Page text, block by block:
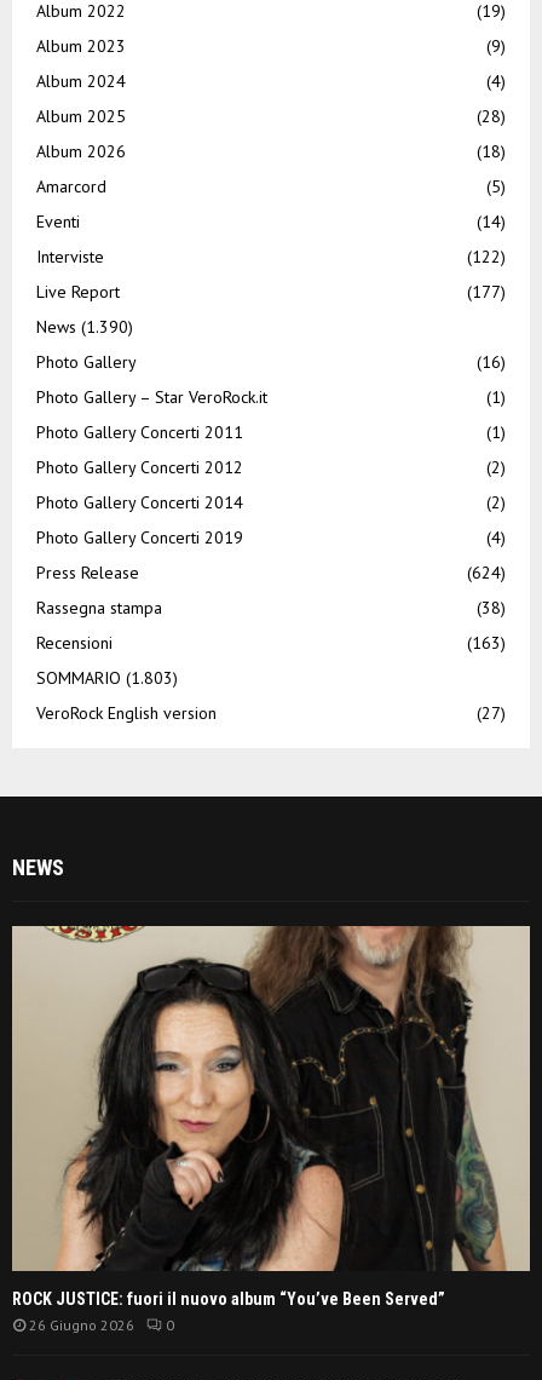
Album 2022
(19)
Album 2023
(9)
Album 2024
(4)
Album 2025
(28)
Album 2026
(18)
Amarcord
(5)
Eventi
(14)
Interviste
(122)
Live Report
(177)
News (1.390)
Photo Gallery
(16)
Photo Gallery – Star VeroRock.it
(1)
Photo Gallery Concerti 2011
(1)
Photo Gallery Concerti 2012
(2)
Photo Gallery Concerti 2014
(2)
Photo Gallery Concerti 2019
(4)
Press Release
(624)
Rassegna stampa
(38)
Recensioni
(163)
SOMMARIO (1.803)
VeroRock English version
(27)
NEWS
ROCK JUSTICE: fuori il nuovo album “You’ve Been Served”
26 Giugno 2026 0